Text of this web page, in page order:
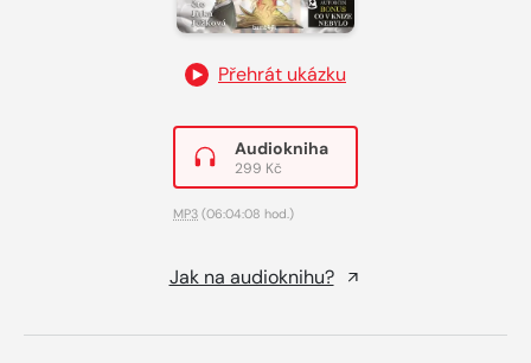
Přehrát ukázku
Audiokniha
299 Kč
MP3 (06:04:08 hod.)
Jak na audioknihu?